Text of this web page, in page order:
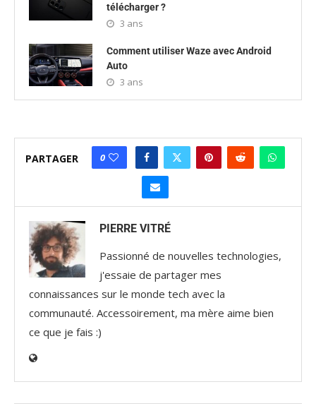
télécharger ?
3 ans
Comment utiliser Waze avec Android
Auto
3 ans
PARTAGER 0
PIERRE VITRÉ
Passionné de nouvelles technologies,
j'essaie de partager mes
connaissances sur le monde tech avec la
communauté. Accessoirement, ma mère aime bien
ce que je fais :)